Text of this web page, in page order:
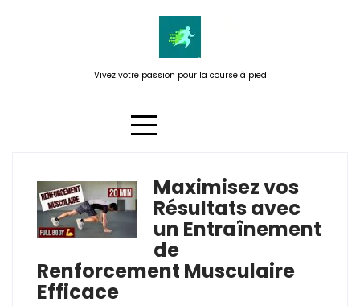
Vivez votre passion pour la course à pied
Étiquette :confiance en soi
Maximisez vos
Résultats avec
un Entraînement
de
Renforcement Musculaire
Efficace